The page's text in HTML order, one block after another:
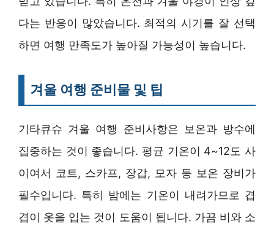
다는 반응이 많았습니다. 최적의 시기를 잘 선택
하면 여행 만족도가 높아질 가능성이 높습니다.
겨울 여행 준비물 및 팁
기타큐슈 겨울 여행 준비사항은 보온과 방수에
집중하는 것이 좋습니다. 평균 기온이 4~12도 사
이여서 코트, 스카프, 장갑, 모자 등 보온 장비가
필수입니다. 특히 밤에는 기온이 내려가므로 겹
겹이 옷을 입는 것이 도움이 됩니다. 가끔 비와 소